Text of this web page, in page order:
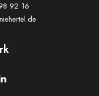
92 16